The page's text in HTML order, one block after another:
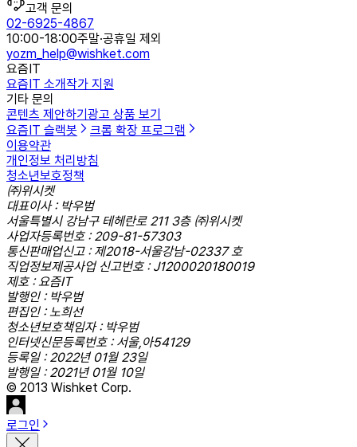
고객 문의
02-6925-4867
10:00-18:00주말·공휴일 제외
yozm_help@wishket.com
요즘IT
요즘IT 소개작가 지원
기타 문의
콘텐츠 제안하기 광고 상품 보기
요즘IT 슬랙봇
크롬 확장 프로그램
이용약관
개인정보 처리방침
청소년보호정책
㈜위시켓
대표이사 : 박우범
서울특별시 강남구 테헤란로 211 3층 ㈜위시켓
사업자등록번호 : 209-81-57303
통신판매업신고 : 제2018-서울강남-02337 호
직업정보제공사업 신고번호 : J1200020180019
제호 : 요즘IT
발행인 : 박우범
편집인 : 노희선
청소년보호책임자 : 박우범
인터넷신문등록번호 : 서울,아54129
등록일 : 2022년 01월 23일
발행일 : 2021년 01월 10일
© 2013 Wishket Corp.
로그인